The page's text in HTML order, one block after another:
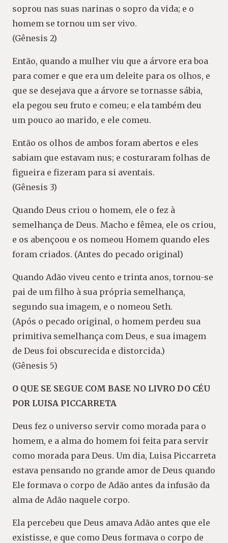
soprou nas suas narinas o sopro da vida; e o
homem se tornou um ser vivo.
(Gênesis 2)
Então, quando a mulher viu que a árvore era boa
para comer e que era um deleite para os olhos, e
que se desejava que a árvore se tornasse sábia,
ela pegou seu fruto e comeu; e ela também deu
um pouco ao marido, e ele comeu.
Então os olhos de ambos foram abertos e eles
sabiam que estavam nus; e costuraram folhas de
figueira e fizeram para si aventais.
(Gênesis 3)
Quando Deus criou o homem, ele o fez à
semelhança de Deus. Macho e fêmea, ele os criou,
e os abençoou e os nomeou Homem quando eles
foram criados. (Antes do pecado original)
Quando Adão viveu cento e trinta anos, tornou-se
pai de um filho à sua própria semelhança,
segundo sua imagem, e o nomeou Seth.
(Após o pecado original, o homem perdeu sua
primitiva semelhança com Deus, e sua imagem
de Deus foi obscurecida e distorcida.)
(Gênesis 5)
O QUE SE SEGUE COM BASE NO LIVRO DO CÉU
POR LUISA PICCARRETA
Deus fez o universo servir como morada para o
homem, e a alma do homem foi feita para servir
como morada para Deus. Um dia, Luisa Piccarreta
estava pensando no grande amor de Deus quando
Ele formava o corpo de Adão antes da infusão da
alma de Adão naquele corpo.
Ela percebeu que Deus amava Adão antes que ele
existisse, e que como Deus formava o corpo de